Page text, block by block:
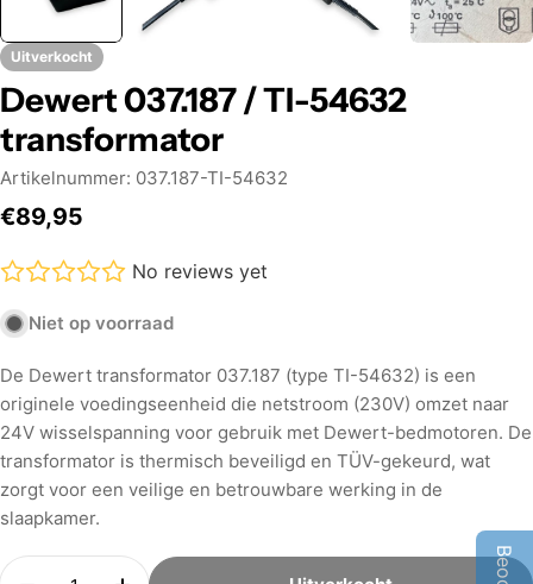
Uitverkocht
Dewert 037.187 / TI-54632
transformator
Artikelnummer: 037.187-TI-54632
Normale
€89,95
No reviews yet
Niet op voorraad
De Dewert transformator 037.187 (type TI-54632) is een
originele voedingseenheid die netstroom (230V) omzet naar
24V wisselspanning voor gebruik met Dewert-bedmotoren. De
transformator is thermisch beveiligd en TÜV-gekeurd, wat
zorgt voor een veilige en betrouwbare werking in de
slaapkamer.
Aantal